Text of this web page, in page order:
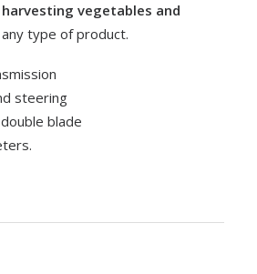
harvesting vegetables and
type of product.
steering
blade